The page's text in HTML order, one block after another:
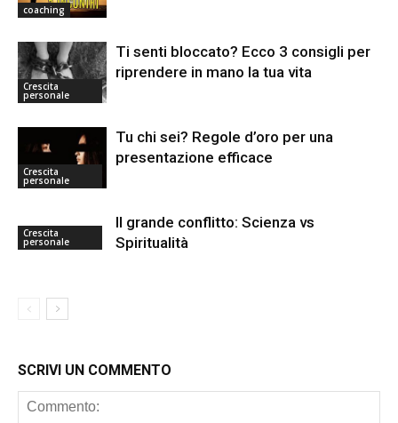
coaching
Crescita
personale
Ti senti bloccato? Ecco 3 consigli per
riprendere in mano la tua vita
Crescita
personale
Tu chi sei? Regole d’oro per una
presentazione efficace
Crescita
personale
Il grande conflitto: Scienza vs
Spiritualità
SCRIVI UN COMMENTO